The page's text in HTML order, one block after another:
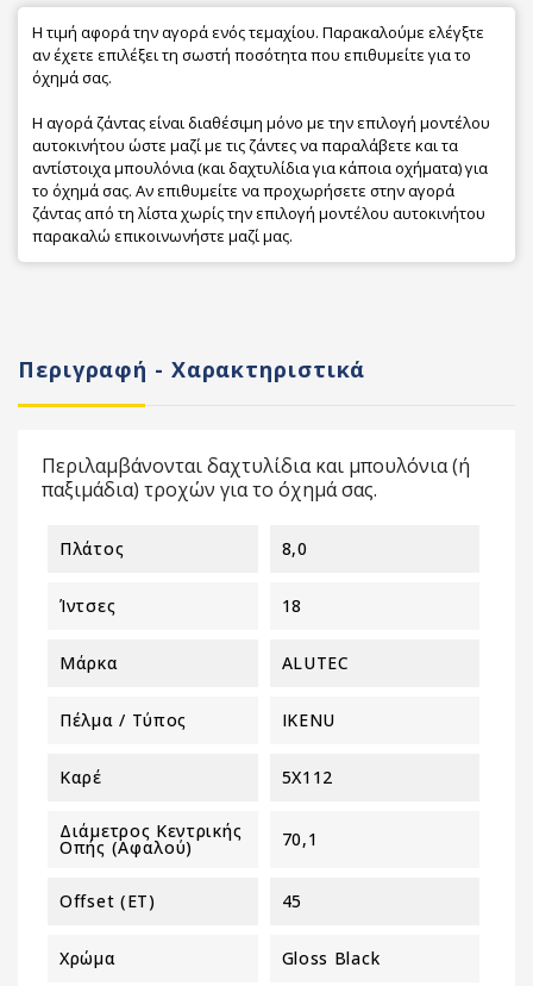
Η τιμή αφορά την αγορά ενός τεμαχίου. Παρακαλούμε ελέγξτε
αν έχετε επιλέξει τη σωστή ποσότητα που επιθυμείτε για το
όχημά σας.
Η αγορά ζάντας είναι διαθέσιμη μόνο με την επιλογή μοντέλου
αυτοκινήτου ώστε μαζί με τις ζάντες να παραλάβετε και τα
αντίστοιχα μπουλόνια (και δαχτυλίδια για κάποια οχήματα) για
το όχημά σας. Αν επιθυμείτε να προχωρήσετε στην αγορά
ζάντας από τη λίστα χωρίς την επιλογή μοντέλου αυτοκινήτου
παρακαλώ επικοινωνήστε μαζί μας.
Περιγραφή - Χαρακτηριστικά
Περιλαμβάνονται δαχτυλίδια και μπουλόνια (ή
παξιμάδια) τροχών για το όχημά σας.
Πλάτος 8,0
Ίντσες 18
Μάρκα ALUTEC
Πέλμα / Τύπος IKENU
Καρέ 5X112
Διάμετρος Κεντρικής
Οπής (αφαλού) 70,1
Offset (ET) 45
Χρώμα Gloss Black